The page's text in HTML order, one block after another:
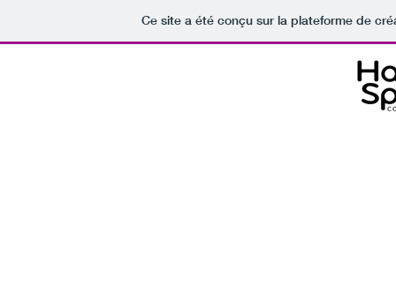
Ce site a été conçu sur la plateforme de